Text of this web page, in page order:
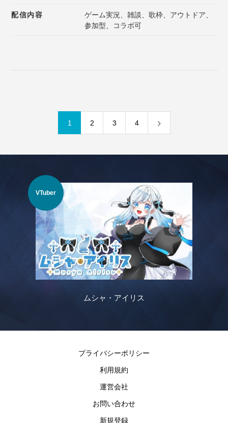
配信内容
ゲーム実況、雑談、歌枠、アウトドア、
参加型、コラボ可
1 2 3 4
VTuber
ムシャ・アイリス
プライバシーポリシー
利用規約
運営会社
お問い合わせ
新規登録